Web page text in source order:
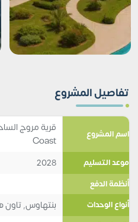
تفاصيل المشروع
اسم المشروع
Coast
موعد التسليم 2028
أنظمة الدفع
أنواع الوحدات
بنتهاوس,